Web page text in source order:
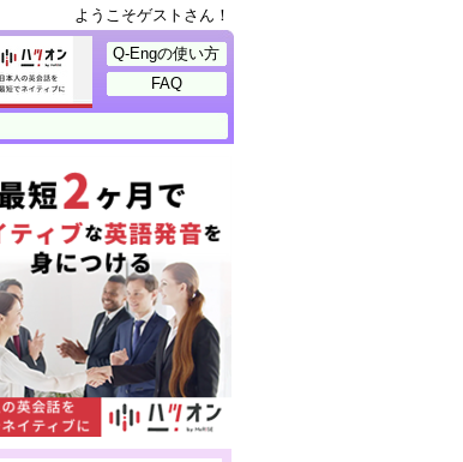
ようこそゲストさん！
Q-Engの使い方
FAQ